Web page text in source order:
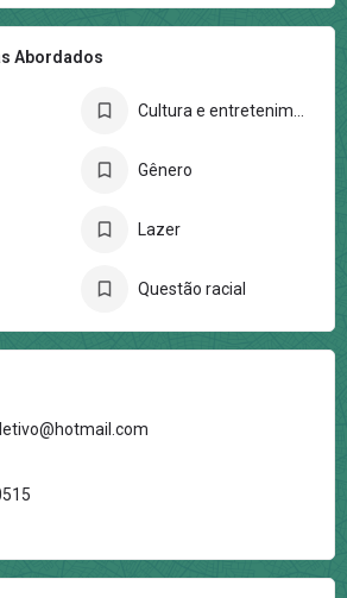
Abordados
Cultura e entretenimento
Gênero
Lazer
Questão racial